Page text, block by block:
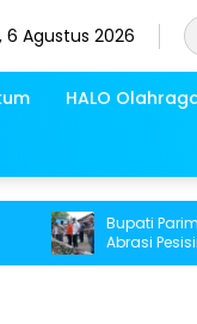
6 Agustus 2026
HALO
Bupati Parimo
Abrasi Pesisir di